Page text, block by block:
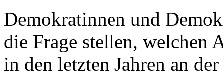
Demokratinnen und
die Frage stellen, welchen
in den letzten Jahren an